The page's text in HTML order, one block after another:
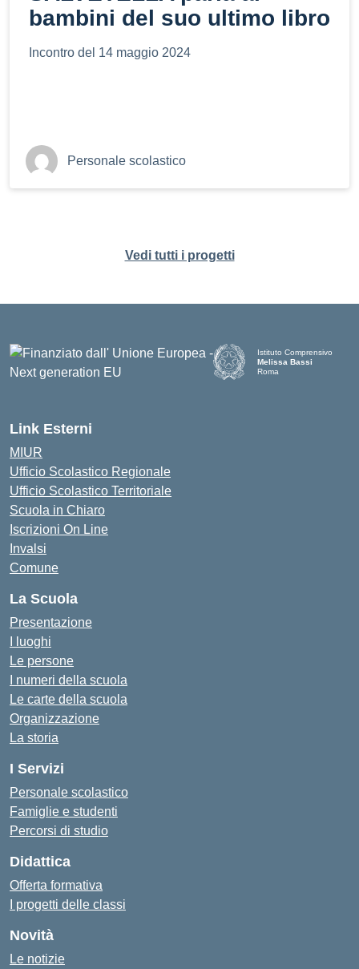
bambini del suo ultimo libro
Incontro del 14 maggio 2024
Personale scolastico
Vedi tutti i progetti
Istituto Comprensivo
Melissa Bassi
Roma
Link Esterni
MIUR
Ufficio Scolastico Regionale
Ufficio Scolastico Territoriale
Scuola in Chiaro
Iscrizioni On Line
Invalsi
Comune
La Scuola
Presentazione
I luoghi
Le persone
I numeri della scuola
Le carte della scuola
Organizzazione
La storia
I Servizi
Personale scolastico
Famiglie e studenti
Percorsi di studio
Didattica
Offerta formativa
I progetti delle classi
Novità
Le notizie